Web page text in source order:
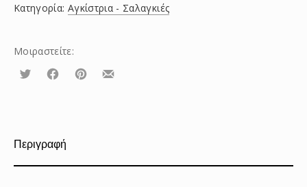
02
Κατηγορία: Αγκίστρια - Σαλαγκιές
Μοιραστείτε:
Τουίτα ΜοιραστείτεΜοιραστείτεΜοιραστείτε
Περιγραφή